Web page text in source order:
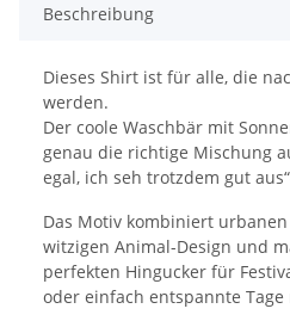
Beschreibung
Dieses Shirt ist für alle, die
werden.
Der coole Waschbär mit
genau die richtige Mischung
egal, ich seh trotzdem gut
Das Motiv kombiniert
witzigen Animal-Design und
perfekten Hingucker für
oder einfach entspannte